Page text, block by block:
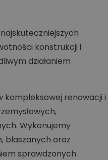
konstrukcji i
działaniem
kompleksowej renowacji i
Wykonujemy
blaszanych oraz
sprawdzonych